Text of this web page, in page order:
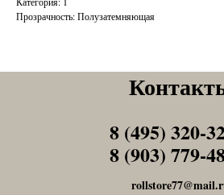
Прозрачность: Полузатемняющая
8 (495) 320-
8 (903) 779-
Tel1
Tel1